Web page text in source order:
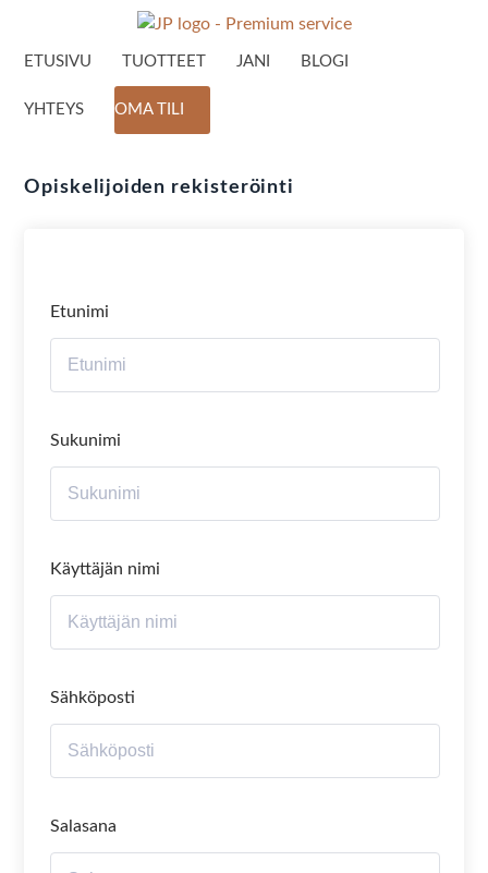
ETUSIVU TUOTTEET JANI BLOGI
YHTEYS OMA TILI
Opiskelijoiden rekisteröinti
Etunimi
Sukunimi
Käyttäjän nimi
Sähköposti
Salasana